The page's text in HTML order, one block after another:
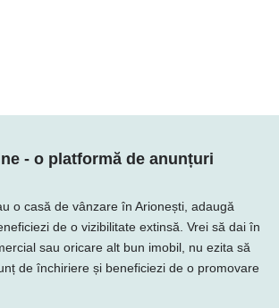
- o platformă de anunțuri
o casă de vânzare în Arionești, adaugă
de o vizibilitate extinsă. Vrei să dai în
sau oricare alt bun imobil, nu ezita să
de închiriere și beneficiezi de o promovare